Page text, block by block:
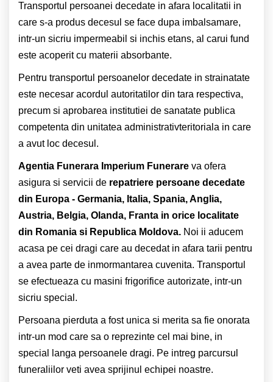
Transportul persoanei decedate in afara localitatii in
care s-a produs decesul se face dupa imbalsamare,
intr-un sicriu impermeabil si inchis etans, al carui fund
este acoperit cu materii absorbante.
Pentru transportul persoanelor decedate in strainatate
este necesar acordul autoritatilor din tara respectiva,
precum si aprobarea institutiei de sanatate publica
competenta din unitatea administrativteritoriala in care
a avut loc decesul.
Agentia Funerara Imperium Funerare va ofera
asigura si servicii de repatriere persoane decedate
din Europa - Germania, Italia, Spania, Anglia,
Austria, Belgia, Olanda, Franta in orice localitate
din Romania si Republica Moldova. Noi ii aducem
acasa pe cei dragi care au decedat in afara tarii pentru
a avea parte de inmormantarea cuvenita. Transportul
se efectueaza cu masini frigorifice autorizate, intr-un
sicriu special.
Persoana pierduta a fost unica si merita sa fie onorata
intr-un mod care sa o reprezinte cel mai bine, in
special langa persoanele dragi. Pe intreg parcursul
funeraliilor veti avea sprijinul echipei noastre.